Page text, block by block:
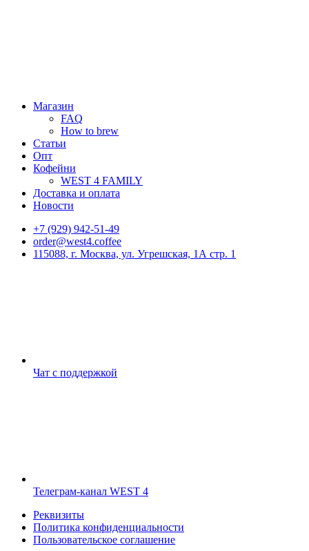
Магазин
FAQ
How to brew
Статьи
Опт
Кофейни
WEST 4 FAMILY
Доставка и оплата
Новости
+7 (929) 942-51-49
order@west4.coffee
115088, г. Москва, ул. Угрешская, 1А стр. 1
Чат с поддержкой
Телеграм-канал WEST 4
Реквизиты
Политика конфиденциальности
Пользовательское соглашение